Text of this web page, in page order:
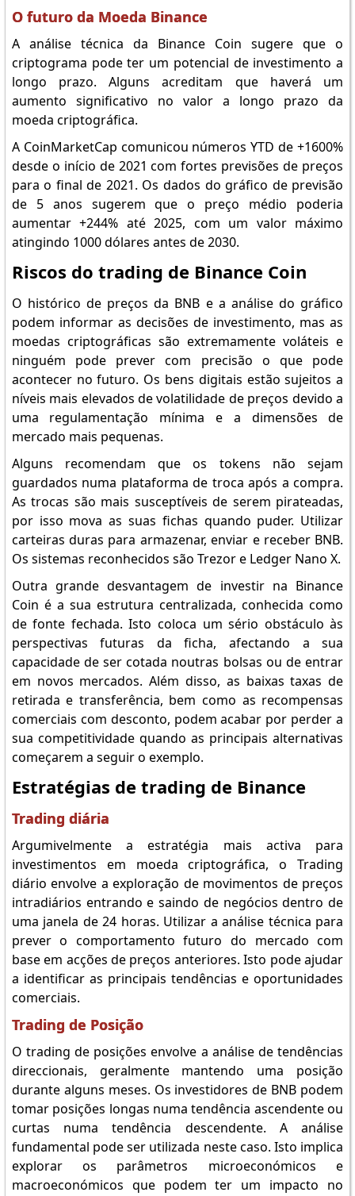
O futuro da Moeda Binance
A análise técnica da Binance Coin sugere que o
criptograma pode ter um potencial de investimento a
longo prazo. Alguns acreditam que haverá um
aumento significativo no valor a longo prazo da
moeda criptográfica.
A CoinMarketCap comunicou números YTD de +1600%
desde o início de 2021 com fortes previsões de preços
para o final de 2021. Os dados do gráfico de previsão
de 5 anos sugerem que o preço médio poderia
aumentar +244% até 2025, com um valor máximo
atingindo 1000 dólares antes de 2030.
Riscos do trading de Binance Coin
O histórico de preços da BNB e a análise do gráfico
podem informar as decisões de investimento, mas as
moedas criptográficas são extremamente voláteis e
ninguém pode prever com precisão o que pode
acontecer no futuro. Os bens digitais estão sujeitos a
níveis mais elevados de volatilidade de preços devido a
uma regulamentação mínima e a dimensões de
mercado mais pequenas.
Alguns recomendam que os tokens não sejam
guardados numa plataforma de troca após a compra.
As trocas são mais susceptíveis de serem pirateadas,
por isso mova as suas fichas quando puder. Utilizar
carteiras duras para armazenar, enviar e receber BNB.
Os sistemas reconhecidos são Trezor e Ledger Nano X.
Outra grande desvantagem de investir na Binance
Coin é a sua estrutura centralizada, conhecida como
de fonte fechada. Isto coloca um sério obstáculo às
perspectivas futuras da ficha, afectando a sua
capacidade de ser cotada noutras bolsas ou de entrar
em novos mercados. Além disso, as baixas taxas de
retirada e transferência, bem como as recompensas
comerciais com desconto, podem acabar por perder a
sua competitividade quando as principais alternativas
começarem a seguir o exemplo.
Estratégias de trading de Binance
Trading diária
Argumivelmente a estratégia mais activa para
investimentos em moeda criptográfica, o Trading
diário envolve a exploração de movimentos de preços
intradiários entrando e saindo de negócios dentro de
uma janela de 24 horas. Utilizar a análise técnica para
prever o comportamento futuro do mercado com
base em acções de preços anteriores. Isto pode ajudar
a identificar as principais tendências e oportunidades
comerciais.
Trading de Posição
O trading de posições envolve a análise de tendências
direccionais, geralmente mantendo uma posição
durante alguns meses. Os investidores de BNB podem
tomar posições longas numa tendência ascendente ou
curtas numa tendência descendente. A análise
fundamental pode ser utilizada neste caso. Isto implica
explorar os parâmetros microeconómicos e
macroeconómicos que podem ter um impacto no